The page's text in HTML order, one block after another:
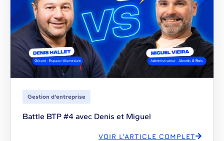
Gestion d'entreprise
Battle BTP #4 avec Denis et Miguel
VOIR L'ARTICLE COMPLET